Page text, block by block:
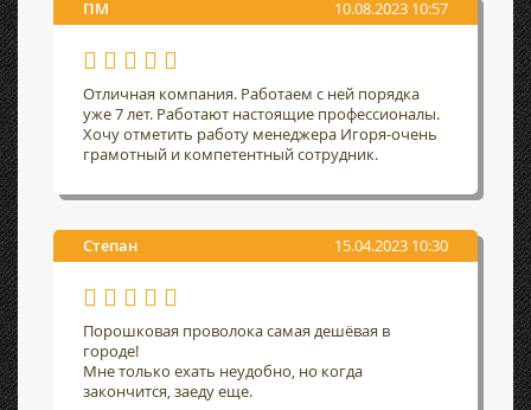
ПМ 10.08.2023 10:57
Отличная компания. Работаем с ней порядка
уже 7 лет. Работают настоящие профессионалы.
Хочу отметить работу менеджера Игоря-очень
грамотный и компетентный сотрудник.
Степан 15.04.2023 10:30
Порошковая проволока самая дешёвая в
городе!
Мне только ехать неудобно, но когда
закончится, заеду еще.